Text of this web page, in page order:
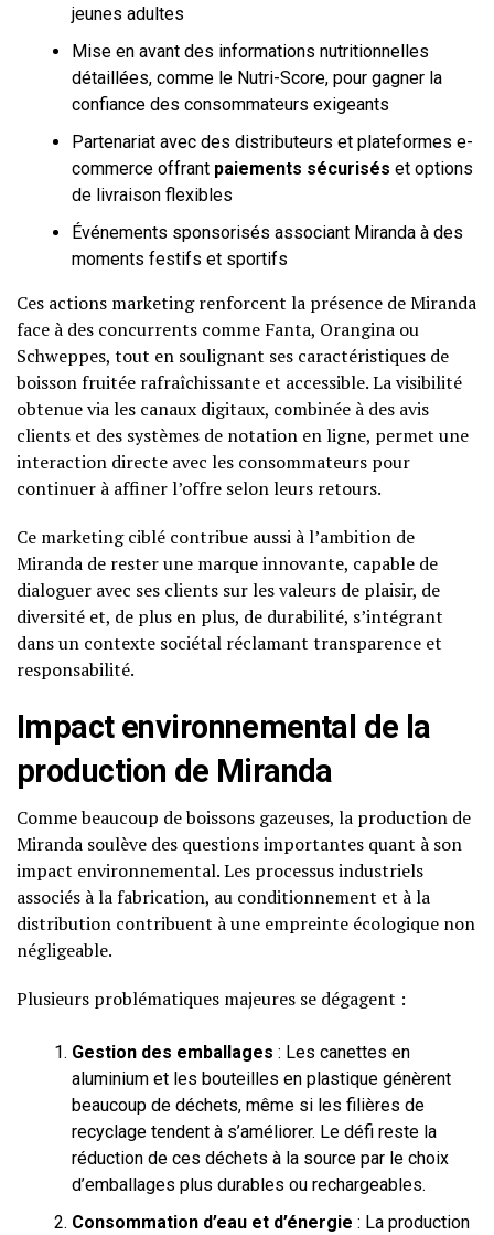
jeunes adultes
Mise en avant des informations nutritionnelles
détaillées, comme le Nutri-Score, pour gagner la
confiance des consommateurs exigeants
Partenariat avec des distributeurs et plateformes e-
commerce offrant paiements sécurisés et options
de livraison flexibles
Événements sponsorisés associant Miranda à des
moments festifs et sportifs
Ces actions marketing renforcent la présence de Miranda
face à des concurrents comme Fanta, Orangina ou
Schweppes, tout en soulignant ses caractéristiques de
boisson fruitée rafraîchissante et accessible. La visibilité
obtenue via les canaux digitaux, combinée à des avis
clients et des systèmes de notation en ligne, permet une
interaction directe avec les consommateurs pour
continuer à affiner l’offre selon leurs retours.
Ce marketing ciblé contribue aussi à l’ambition de
Miranda de rester une marque innovante, capable de
dialoguer avec ses clients sur les valeurs de plaisir, de
diversité et, de plus en plus, de durabilité, s’intégrant
dans un contexte sociétal réclamant transparence et
responsabilité.
Impact environnemental de la
production de Miranda
Comme beaucoup de boissons gazeuses, la production de
Miranda soulève des questions importantes quant à son
impact environnemental. Les processus industriels
associés à la fabrication, au conditionnement et à la
distribution contribuent à une empreinte écologique non
négligeable.
Plusieurs problématiques majeures se dégagent :
Gestion des emballages : Les canettes en
aluminium et les bouteilles en plastique génèrent
beaucoup de déchets, même si les filières de
recyclage tendent à s’améliorer. Le défi reste la
réduction de ces déchets à la source par le choix
d’emballages plus durables ou rechargeables.
Consommation d’eau et d’énergie : La production